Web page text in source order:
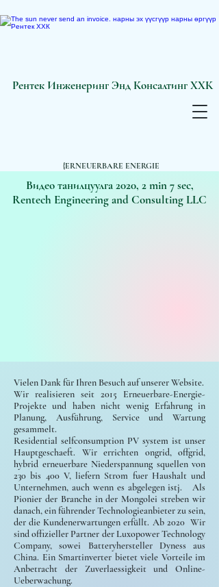
Рентек Инженеринг Энд Консалтинг ХХК
{ERNEUERBARE ENERGIE
Видео танилцуулга 2020, 2 min 7 sec,
Rentech Engineering and Consulting LLC
Vielen Dank für Ihren Besuch auf unserer Website.
Wir realisieren seit 2015 Erneuerbare-Energie-
Projekte und haben nicht wenig Erfahrung in
Planung, Ausführung, Service und Wartung
gesammelt.
Residential selfconsumption PV system ist unser
Hauptgeschaeft. Wir errichten ongrid, offgrid,
hybrid erneuerbare Niederspannung squellen von
230 bis 400 V, liefern Strom fuer Haushalt und
Unternehmen, auch wenn es abgelegen istj. Als
Pionier der Branche in der Mongolei streben wir
danach, ein führender Technologieanbieter zu sein,
der die Kundenerwartungen erfüllt. Ab 2020 Wir
sind offizieller Partner der Luxopower Technology
Company, sowei Batteryhersteller Dyness aus
China. Ein Smartinverter bietet viele Vorteile im
Anbetracht der Zuverlaessigkeit und Online-
Ueberwachung.